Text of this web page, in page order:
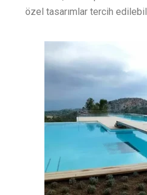
özel tasarımlar tercih